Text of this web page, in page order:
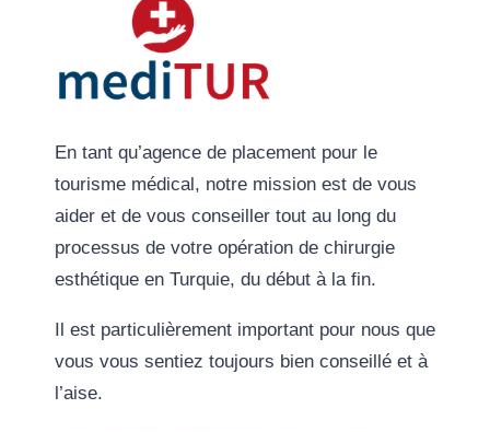
En tant qu’agence de placement pour le
tourisme médical, notre mission est de vous
aider et de vous conseiller tout au long du
processus de votre opération de chirurgie
esthétique en Turquie, du début à la fin.
Il est particulièrement important pour nous que
vous vous sentiez toujours bien conseillé et à
l’aise.